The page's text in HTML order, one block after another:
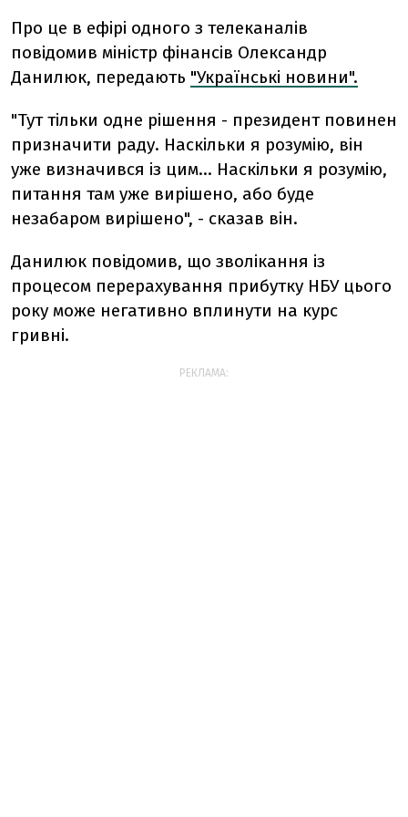
Про це в ефірі одного з телеканалів
повідомив міністр фінансів Олександр
Данилюк, передають "Українські новини".
"Тут тільки одне рішення - президент повинен
призначити раду. Наскільки я розумію, він
уже визначився із цим... Наскільки я розумію,
питання там уже вирішено, або буде
незабаром вирішено", - сказав він.
Данилюк повідомив, що зволікання із
процесом перерахування прибутку НБУ цього
року може негативно вплинути на курс
гривні.
РЕКЛАМА: